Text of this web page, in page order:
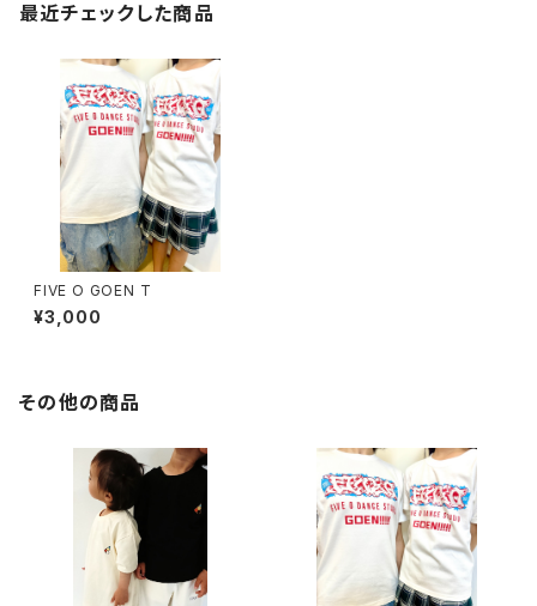
最近チェックした商品
FIVE O GOEN T
¥3,000
その他の商品